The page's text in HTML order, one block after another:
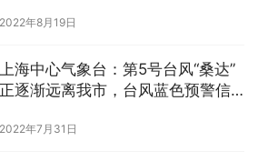
2022年8月19日
上海中心气象台：第5号台风“桑达”
正逐渐远离我市，台风蓝色预警信
2022年7月31日